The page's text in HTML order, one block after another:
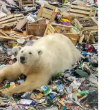
paylaşın